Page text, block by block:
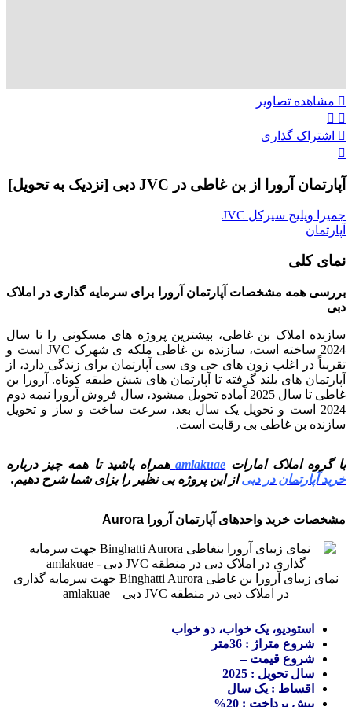
مشاهده تصاویر
اشتراک گذاری
آپارتمان آرورا از بن غاطی در JVC دبی [نزدیک به تحویل]
جمیرا ویلیج سیرکل JVC
آپارتمان
نمای کلی
بررسی همه مشخصات آپارتمان آرورا برای سرمایه گذاری در املاک
دبی
سازنده املاک بن غاطی، بیشترین پروژه های مسکونی را تا سال
2024 ساخته است، سازنده بن غاطی ملکه ی شهرک JVC است و
تقریباً در اغلب زون های جی وی سی آپارتمان برای زندگی دارد، از
آپارتمان های بلند گرفته تا آپارتمان های شش طبقه کوتاه. آرورا بن
غاطی تا سال 2025 آماده تحویل میشود، سال فروش آرورا نیمه دوم
2024 است و تحویل یک سال بعد، سرعت ساخت و ساز و تحویل
سازنده بن غاطی بی رقابت است.
با گروه املاک امارات amlakuae همراه باشید تا همه چیز درباره
خرید آپارتمان در دبیاز این پروژه بی نظیر را بزای شما شرح دهیم.
مشخصات خرید واحدهای آپارتمان آرورا Aurora
نمای زیبای آرورا بن غاطی Binghatti Aurora جهت سرمایه گذاری
در املاک دبی در منطقه JVC دبی – amlakuae
استودیو، یک خواب، دو خواب
شروع متراژ : 36متر
شروع قیمت –
سال تحویل : 2025
اقساط : یک سال
پیش پرداخت : 20%